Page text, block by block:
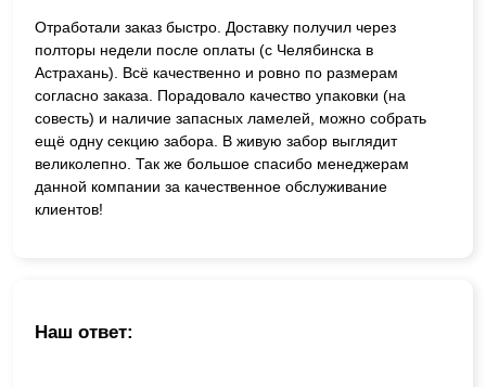
Отработали заказ быстро. Доставку получил через
полторы недели после оплаты (с Челябинска в
Астрахань). Всё качественно и ровно по размерам
согласно заказа. Порадовало качество упаковки (на
совесть) и наличие запасных ламелей, можно собрать
ещё одну секцию забора. В живую забор выглядит
великолепно. Так же большое спасибо менеджерам
данной компании за качественное обслуживание
клиентов!
Наш ответ: